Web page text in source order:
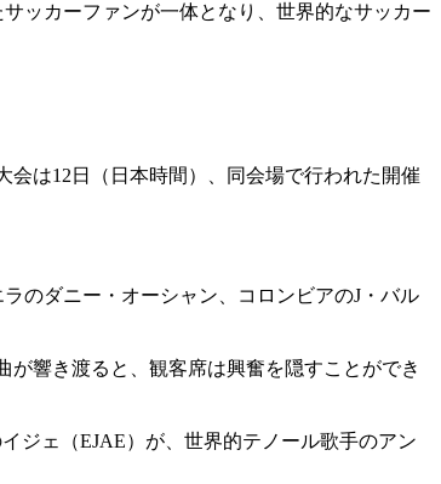
ッカーファンが一体となり、世界的なサッカー
は12日（日本時間）、同会場で行われた開催
のダニー・オーシャン、コロンビアのJ・バル
が響き渡ると、観客席は興奮を隠すことができ
ジェ（EJAE）が、世界的テノール歌手のアン